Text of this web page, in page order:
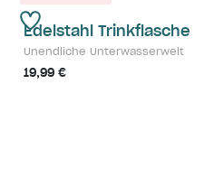
Edelstahl Trinkflasche
Unendliche Unterwasserwelt
19,99 €